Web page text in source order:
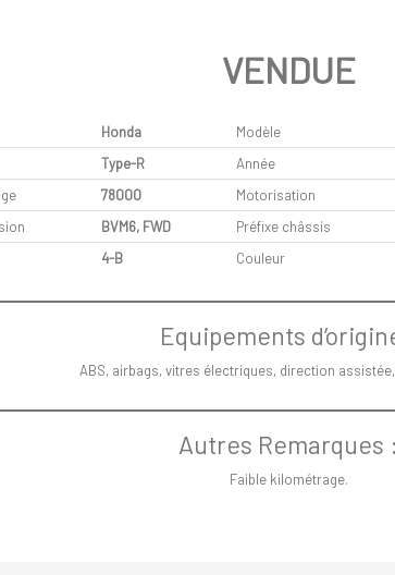
VENDUE
Honda Modèle
Type-R Année
78000 Motorisation
BVM6, FWD Préfixe châssis
4-B Couleur
Equipements
ABS, airbags, vitres électriques, direction
Autres Remarques :
Faible kilométrage.